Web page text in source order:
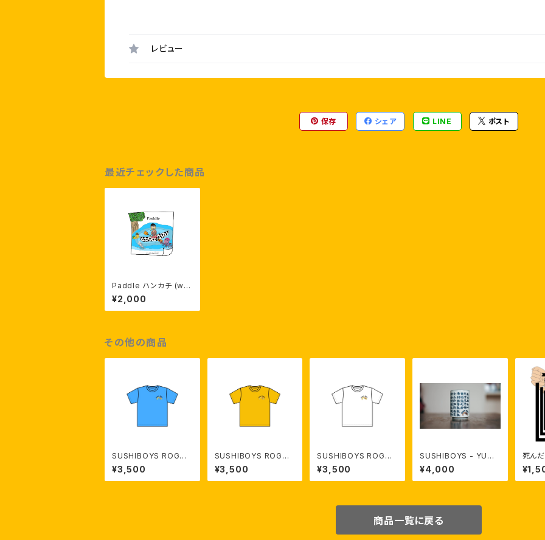
レビュー
保存 シェア LINE ポスト
最近チェックした商品
Paddle ハンカチ (whi
te）
¥2,000
その他の商品
SUSHIBOYS ROGO
T- shirt（blue）【受注
生産】
¥3,500
SUSHIBOYS ROGO
T- shirt（Yellow）【受
注生産】
¥3,500
SUSHIBOYS ROGO
T- shirt（white）【受注
生産】
¥3,500
SUSHIBOYS - YUNO
MI 【限定受注生産】
¥4,000
死ん
商品一覧に戻る